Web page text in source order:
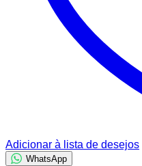
Adicionar à lista de desejos
WhatsApp